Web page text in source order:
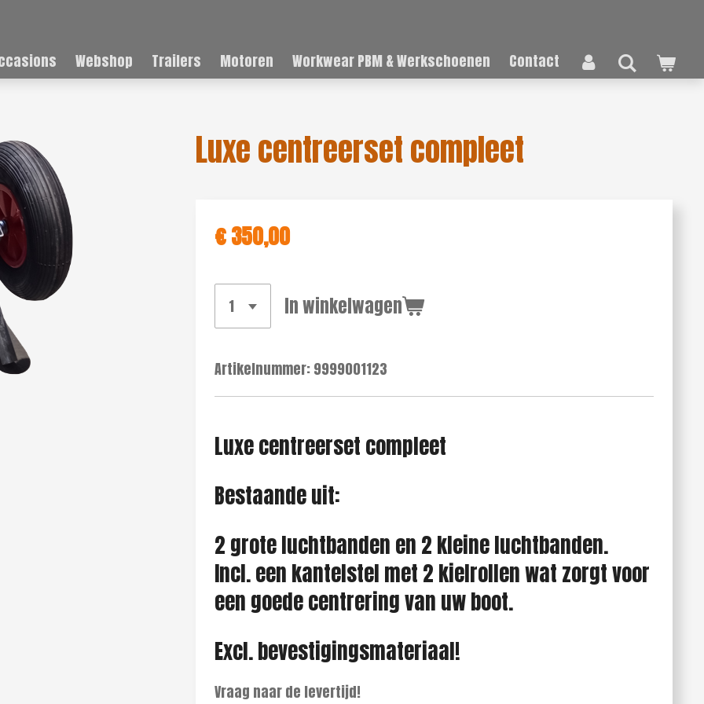
Webshop Trailers Motoren Workwear PBM & Werkschoenen Contact
Luxe centreerset compleet
€ 350,00
In winkelwagen
Artikelnummer:9999001123
Luxe centreerset compleet
Bestaande uit:
2 grote luchtbanden en 2 kleine luchtbanden.
Incl. een kantelstel met 2 kielrollen wat zorgt voor
een goede centrering van uw boot.
Excl. bevestigingsmateriaal!
Vraag naar de levertijd!